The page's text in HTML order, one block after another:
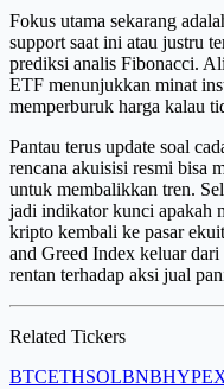
Fokus utama sekarang
support saat ini atau justru
prediksi analis Fibonacci.
ETF menunjukkan minat
memperburuk harga kalau
Pantau terus update soal
rencana akuisisi resmi bisa
untuk membalikkan tren.
jadi indikator kunci apakah
kripto kembali ke pasar
and Greed Index keluar dari
rentan terhadap aksi jual
Related Tickers
BTCETHSOLBNBHYPE